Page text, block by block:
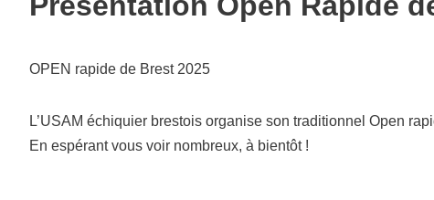
OPEN rapide de Brest 2025
L’USAM échiquier brestois organise son traditionnel Open
En espérant vous voir nombreux, à bientôt !